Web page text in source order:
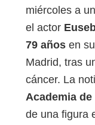
miércoles a
el actor
79 años en
Madrid, tras
cáncer. La
Academia de
de una figura